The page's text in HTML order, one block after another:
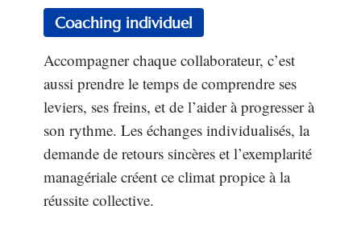
Coaching individuel
Accompagner chaque collaborateur, c’est
aussi prendre le temps de comprendre ses
leviers, ses freins, et de l’aider à progresser à
son rythme. Les échanges individualisés, la
demande de retours sincères et l’exemplarité
managériale créent ce climat propice à la
réussite collective.